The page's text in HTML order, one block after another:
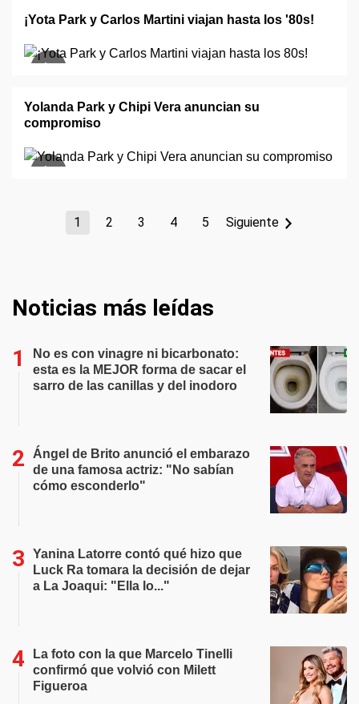
¡Yota Park y Carlos Martini viajan hasta los '80s!
Yolanda Park y Chipi Vera anuncian su
compromiso
1 2 3 4 5 Siguiente
Noticias más leídas
No es con vinagre ni bicarbonato:
esta es la MEJOR forma de sacar el
sarro de las canillas y del inodoro
Ángel de Brito anunció el embarazo
de una famosa actriz: "No sabían
cómo esconderlo"
Yanina Latorre contó qué hizo que
Luck Ra tomara la decisión de dejar
a La Joaqui: "Ella lo..."
La foto con la que Marcelo Tinelli
confirmó que volvió con Milett
Figueroa